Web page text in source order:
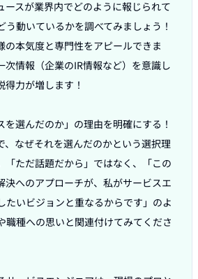
ースが業界内でどのように報じられて
う動いているかを調べてみましょう！
の本気度と専門性をアピールできま
次情報（企業のIR情報など）を意識し
力が増します！
を選んだのか」の理由を明確にする！
、なぜそれを選んだのかという選択理
「ただ話題だから」ではなく、「この
決へのアプローチが、私がサービスエ
たいビジョンと重なるからです」のよ
職種への思いと関連付けてみてくださ